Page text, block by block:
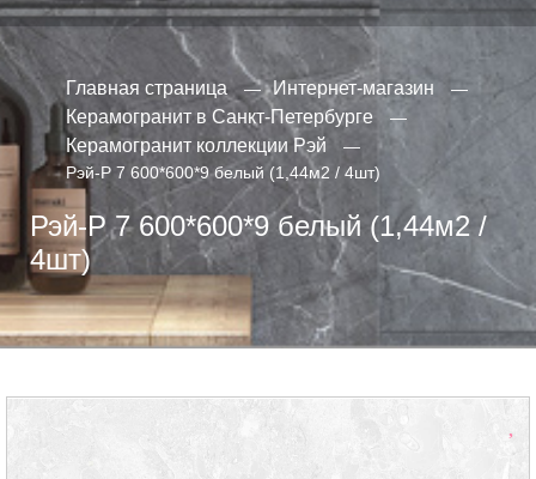
Главная страница
Интернет-магазин
Керамогранит в Санкт-Петербурге
Керамогранит коллекции Рэй
Рэй-Р 7 600*600*9 белый (1,44м2 / 4шт)
Рэй-Р 7 600*600*9 белый (1,44м2 /
4шт)